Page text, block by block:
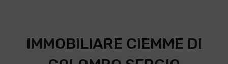
IMMOBILIARE CIEMME DI